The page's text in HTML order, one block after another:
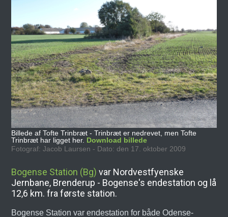
Billede af Tofte Trinbræt - Trinbræt er nedrevet, men Tofte
Trinbræt har ligget her. Download billede
Fotograf: Jacob Laursen - Dato: den 17. oktober 2009
Bogense Station (Bg) var Nordvestfyenske
Jernbane, Brenderup - Bogense's endestation og lå
12,6 km. fra første station.
Bogense Station var endestation for både Odense-